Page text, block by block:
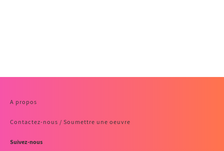
A propos
Contactez-nous / Soumettre une oeuvre
Suivez-nous